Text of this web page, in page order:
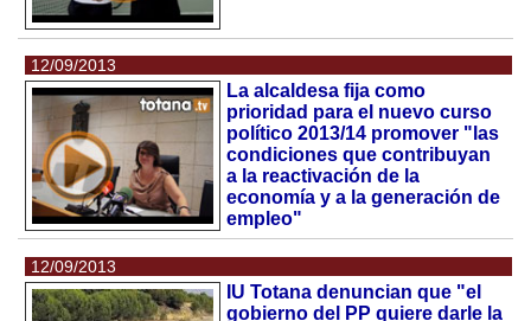
12/09/2013
La alcaldesa fija como
prioridad para el nuevo curso
político 2013/14 promover "las
condiciones que contribuyan
a la reactivación de la
economía y a la generación de
empleo"
12/09/2013
IU Totana denuncian que "el
gobierno del PP quiere darle la